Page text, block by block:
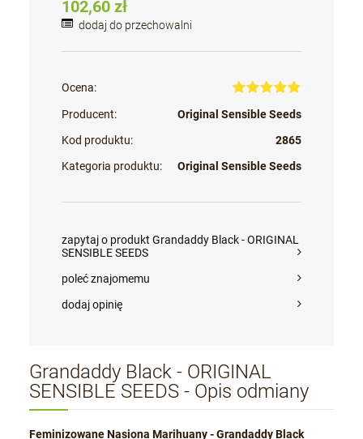
102,60 zł
dodaj do przechowalni
Ocena:
Producent:
Original Sensible Seeds
Kod produktu:
2865
Kategoria produktu:
Original Sensible Seeds
zapytaj o produkt Grandaddy Black - ORIGINAL
SENSIBLE SEEDS
poleć znajomemu
dodaj opinię
Grandaddy Black - ORIGINAL
SENSIBLE SEEDS - Opis odmiany
Feminizowane Nasiona Marihuany - Grandaddy Black